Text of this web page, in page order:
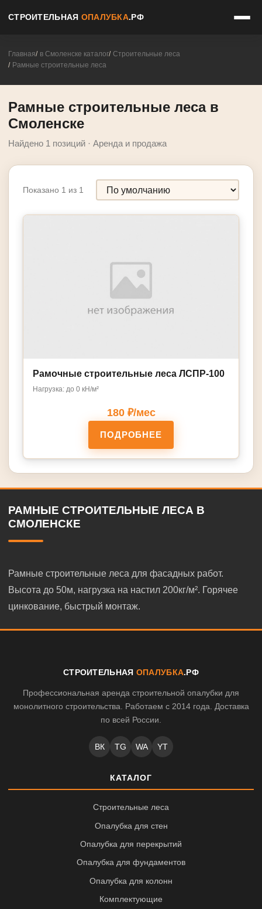
СТРОИТЕЛЬНАЯ ОПАЛУБКА.РФ
Главная в Смоленске каталог Строительные леса
Рамные строительные леса
Рамные строительные леса в
Смоленске
Найдено 1 позиций · Аренда и продажа
Показано 1 из 1
Рамочные строительные леса ЛСПР-100
Нагрузка: до 0 кН/м²
180 ₽/мес
ПОДРОБНЕЕ
РАМНЫЕ СТРОИТЕЛЬНЫЕ ЛЕСА В
СМОЛЕНСКЕ
Рамные строительные леса для фасадных работ.
Высота до 50м, нагрузка на настил 200кг/м². Горячее
цинкование, быстрый монтаж.
СТРОИТЕЛЬНАЯ ОПАЛУБКА.РФ
Профессиональная аренда строительной опалубки для
монолитного строительства. Работаем с 2014 года. Доставка
по всей России.
ВК TG WA YT
КАТАЛОГ
Строительные леса
Опалубка для стен
Опалубка для перекрытий
Опалубка для фундаментов
Опалубка для колонн
Комплектующие